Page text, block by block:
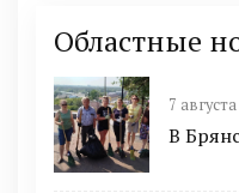
Областные
7
В